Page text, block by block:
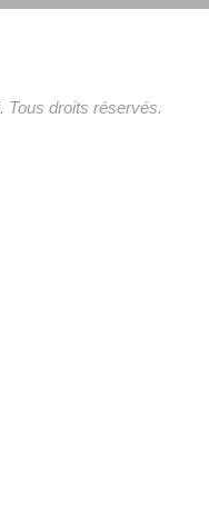
Tous droits réservés.